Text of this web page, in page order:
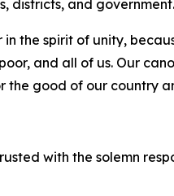
districts, and government.
the spirit of unity,
and all of us. Our
good of our country
with the solemn